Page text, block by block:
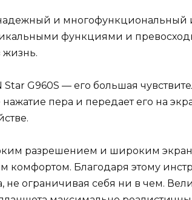
и многофункциональный
функциями и
G960S — его большая
пера и передает его на
разрешением и широким
Благодаря этому
ограничивая себя ни в чем.